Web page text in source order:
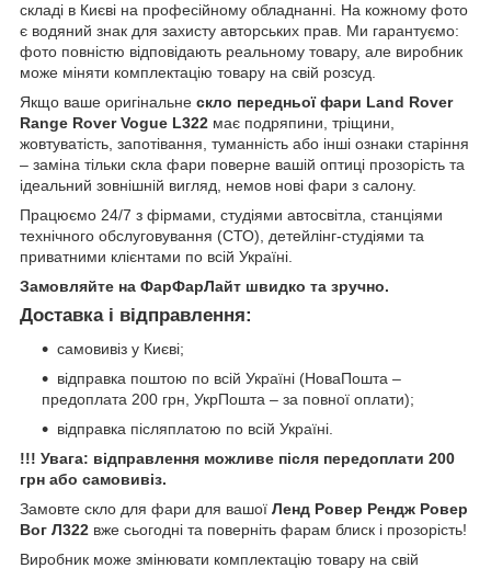
складі в Києві на професійному обладнанні. На кожному фото
є водяний знак для захисту авторських прав. Ми гарантуємо:
фото повністю відповідають реальному товару, але виробник
може міняти комплектацію товару на свій розсуд.
Якщо ваше оригінальне скло передньої фари Land Rover
Range Rover Vogue L322 має подряпини, тріщини,
жовтуватість, запотівання, туманність або інші ознаки старіння
– заміна тільки скла фари поверне вашій оптиці прозорість та
ідеальний зовнішній вигляд, немов нові фари з салону.
Працюємо 24/7 з фірмами, студіями автосвітла, станціями
технічного обслуговування (СТО), детейлінг-студіями та
приватними клієнтами по всій Україні.
Замовляйте на ФарФарЛайт швидко та зручно.
Доставка і відправлення:
самовивіз у Києві;
відправка поштою по всій Україні (НоваПошта –
предоплата 200 грн, УкрПошта – за повної оплати);
відправка післяплатою по всій Україні.
!!! Увага: відправлення можливе після передоплати 200
грн або самовивіз.
Замовте скло для фари для вашої Ленд Ровер Рендж Ровер
Вог Л322 вже сьогодні та поверніть фарам блиск і прозорість!
Виробник може змінювати комплектацію товару на свій